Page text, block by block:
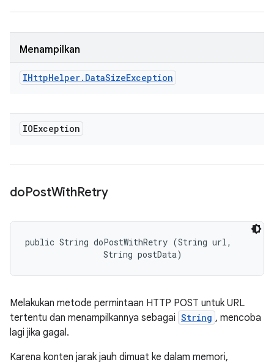
Menampilkan
IHttpHelper. DataSizeException
IOException
doPostWithRetry
public String doPostWithRetry (String url,
                String postData)
Melakukan metode permintaan HTTP POST untuk URL
tertentu dan menampilkannya sebagai String , mencoba
lagi jika gagal.
Karena konten jarak jauh dimuat ke dalam memori,